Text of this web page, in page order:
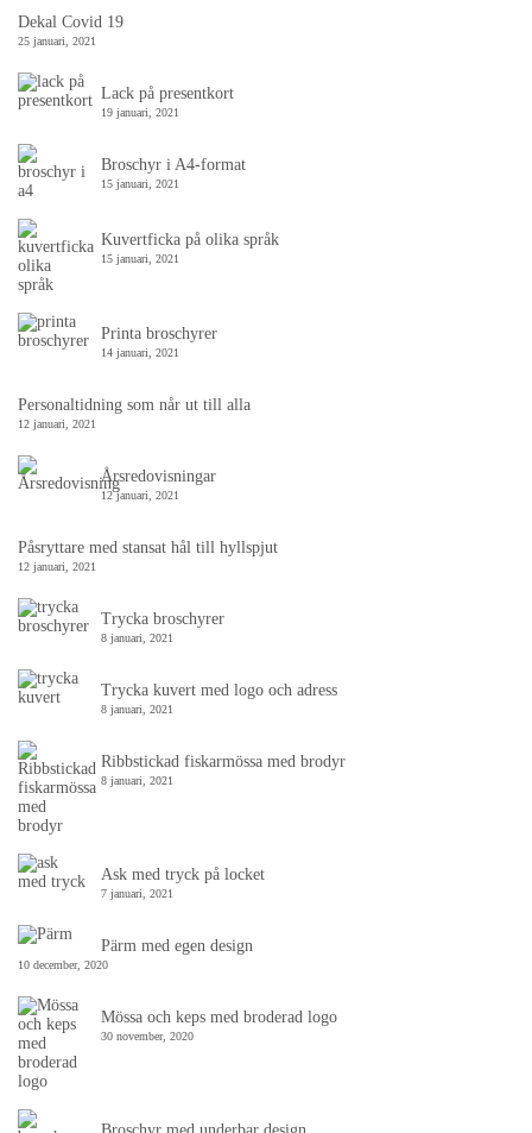
Dekal Covid 19
25 januari, 2021
Lack på presentkort
19 januari, 2021
Broschyr i A4-format
15 januari, 2021
Kuvertficka på olika språk
15 januari, 2021
Printa broschyrer
14 januari, 2021
Personaltidning som når ut till alla
12 januari, 2021
Årsredovisningar
12 januari, 2021
Påsryttare med stansat hål till hyllspjut
12 januari, 2021
Trycka broschyrer
8 januari, 2021
Trycka kuvert med logo och adress
8 januari, 2021
Ribbstickad fiskarmössa med brodyr
8 januari, 2021
Ask med tryck på locket
7 januari, 2021
Pärm med egen design
10 december, 2020
Mössa och keps med broderad logo
30 november, 2020